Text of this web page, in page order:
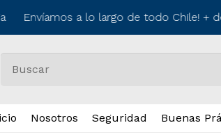
Envíamos a lo largo de todo Chile! +
Nosotros Seguridad Buenas